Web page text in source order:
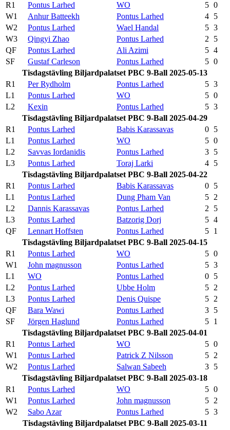
R1
Pontus Larhed WO 5 0
W1
Anhur Batteekh Pontus Larhed 4 5
W2
Pontus Larhed Wael Handal 5 3
W3
Qingyi Zhao Pontus Larhed 2
5
QF
Pontus Larhed Ali Azimi 5 4
SF
Gustaf Carleson Pontus Larhed 5 0
Tisdagstävling Biljardpalatset PBC 9-Ball 2025-05-13
R1
Per Rydholm Pontus Larhed 5 3
L1
Pontus Larhed WO 5 0
L2
Kexin Pontus Larhed 5 3
Tisdagstävling Biljardpalatset PBC 9-Ball 2025-04-29
R1
Pontus Larhed Babis Karassavas 0 5
L1
Pontus Larhed WO 5 0
L2
Savvas Iordanidis Pontus Larhed 3 5
L3
Pontus Larhed Toraj Larki 4 5
Tisdagstävling Biljardpalatset PBC 9-Ball 2025-04-22
R1
Pontus Larhed Babis Karassavas 0 5
L1
Pontus Larhed Dung Pham Van 5 2
L2
Dannis Karassavas Pontus Larhed 2
5
L3
Pontus Larhed Batzorig Dorj 5 4
QF
Lennart Hoffsten Pontus Larhed 5 1
Tisdagstävling Biljardpalatset PBC 9-Ball 2025-04-15
R1
Pontus Larhed WO 5 0
W1
John magnusson Pontus Larhed 5 3
L1
WO Pontus Larhed 0 5
L2
Pontus Larhed Ubbe Holm 5 2
L3
Pontus Larhed Denis Quispe 5 2
QF
Bara Wawi Pontus Larhed 3 5
SF
Jörgen Haglund Pontus Larhed 5 1
Tisdagstävling Biljardpalatset PBC 9-Ball 2025-04-01
R1
Pontus Larhed WO 5 0
W1
Pontus Larhed Patrick Z Nilsson 5 2
W2
Pontus Larhed Salwan Sabeeh 3 5
Tisdagstävling Biljardpalatset PBC 9-Ball 2025-03-18
R1
Pontus Larhed WO 5 0
W1
Pontus Larhed John magnusson 5 2
W2
Sabo Azar Pontus Larhed 5 3
Tisdagstävling Biljardpalatset PBC 9-Ball 2025-03-11